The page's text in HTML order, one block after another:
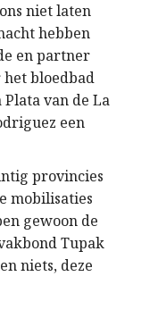
niet laten
hebben
en partner
het bloedbad
van de La
een
provincies
mobilisaties
gewoon de
Tupak
niets, deze